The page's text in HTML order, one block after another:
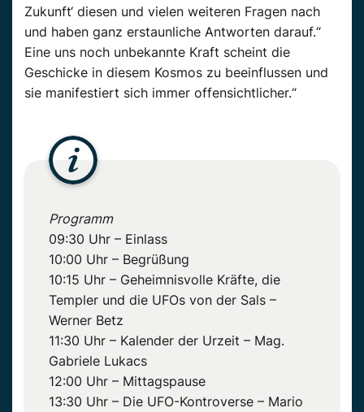
Zukunft‘ diesen und vielen weiteren Fragen nach
und haben ganz erstaunliche Antworten darauf.“
Eine uns noch unbekannte Kraft scheint die
Geschicke in diesem Kosmos zu beeinflussen und
sie manifestiert sich immer offensichtlicher.“
Programm
09:30 Uhr – Einlass
10:00 Uhr – Begrüßung
10:15 Uhr – Geheimnisvolle Kräfte, die
Templer und die UFOs von der Sals –
Werner Betz
11:30 Uhr – Kalender der Urzeit – Mag.
Gabriele Lukacs
12:00 Uhr – Mittagspause
13:30 Uhr – Die UFO-Kontroverse – Mario